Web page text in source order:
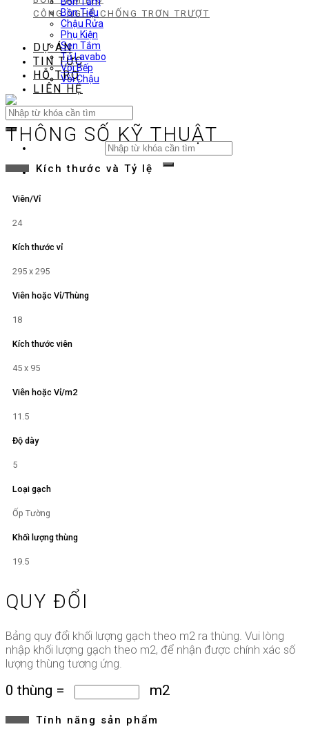
CÔNG NGHỆ CHỐNG TRƠN TRƯỢT
DỰ ÁN
TIN TỨC
HỖ TRỢ
LIÊN HỆ
Search
for:
Search
for:
Bồn Tiểu
Chậu Rửa
Phụ Kiện
Sen Tắm
Tủ Lavabo
Vòi Bếp
Vòi Chậu
THÔNG SỐ KỸ THUẬT
Kích thước và Tỷ lệ
Viên/Vỉ
24
Kích thước vỉ
295 x 295
Viên hoặc Vỉ/Thùng
18
Kích thước viên
45 x 95
Viên hoặc Vỉ/m2
11.5
Độ dày
5
Loại gạch
Ốp Tường
Khối lượng thùng
19.5
QUY ĐỔI
Bảng quy đổi khối lượng gạch theo m2 ra thùng. Vui lòng
nhập khối lượng gạch theo m2, để nhận được chính xác số
lượng thùng tương ứng.
0 thùng = m2
Tính năng sản phẩm